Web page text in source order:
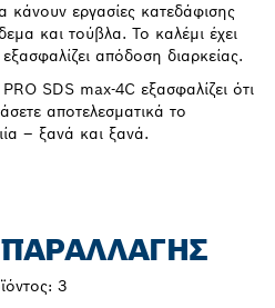
κάνουν εργασίες κατεδάφισης
και τούβλα. Το καλέμι έχει
απόδοση διαρκείας.
SDS max-4C εξασφαλίζει ότι
αποτελεσματικά το
– ξανά και ξανά.
3